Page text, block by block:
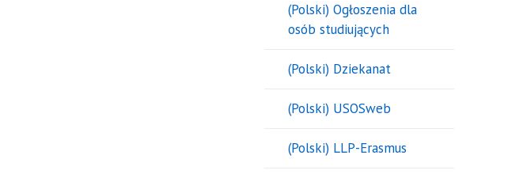
(Polski) Ogłoszenia dla
osób studiujących
(Polski) Dziekanat
(Polski) USOSweb
(Polski) LLP-Erasmus